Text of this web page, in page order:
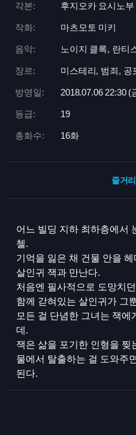
각본: 후지오카 요시노부
작화: 마츠모토 미키
음악: 노이지 클록, 란티
장르: 미스테리, 범죄, 공
방영일: 2018.07.06 22:30 (
등급: 19
총화수: 16화
줄거리
어느 빌딩 지하 최하층에서
첼.
기억을 잃은 채 건물 안을
살인귀 잭과 만난다.
처음엔 필사적으로 도망치
함께 갇혀있는 살인귀가 그
모든 걸 단념한 그녀는 잭
데.
잭은 삶을 포기한 인형을 찢
물에서 탈출하는 걸 도와주
된다.